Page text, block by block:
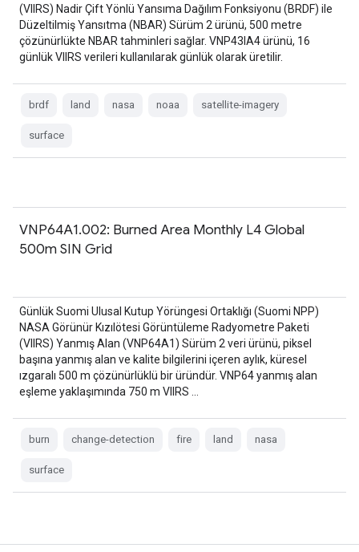
(VIIRS) Nadir Çift Yönlü Yansıma Dağılım Fonksiyonu (BRDF) ile
Düzeltilmiş Yansıtma (NBAR) Sürüm 2 ürünü, 500 metre
çözünürlükte NBAR tahminleri sağlar. VNP43IA4 ürünü, 16
günlük VIIRS verileri kullanılarak günlük olarak üretilir.
brdf land nasa noaa satellite-imagery
surface
VNP64A1.002: Burned Area Monthly L4 Global
500m SIN Grid
Günlük Suomi Ulusal Kutup Yörüngesi Ortaklığı (Suomi NPP)
NASA Görünür Kızılötesi Görüntüleme Radyometre Paketi
(VIIRS) Yanmış Alan (VNP64A1) Sürüm 2 veri ürünü, piksel
başına yanmış alan ve kalite bilgilerini içeren aylık, küresel
ızgaralı 500 m çözünürlüklü bir üründür. VNP64 yanmış alan
eşleme yaklaşımında 750 m VIIRS …
burn change-detection fire land nasa
surface